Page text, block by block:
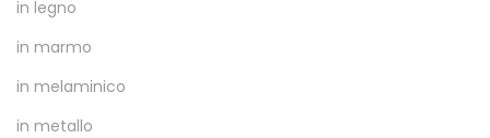
in legno
in marmo
in melaminico
in metallo